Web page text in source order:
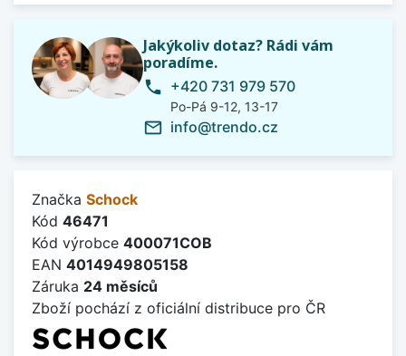
Jakýkoliv dotaz? Rádi vám
poradíme.
phone +420 731 979 570
Po-Pá 9-12, 13-17
mail_outline info@trendo.cz
Značka Schock
Kód 46471
Kód výrobce 400071COB
EAN 4014949805158
Záruka 24 měsíců
Zboží pochází z oficiální distribuce pro ČR